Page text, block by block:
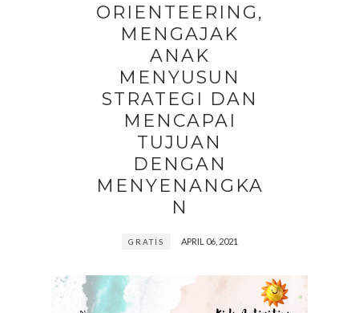
ORIENTEERING,
MENGAJAK
ANAK
MENYUSUN
STRATEGI DAN
MENCAPAI
TUJUAN
DENGAN
MENYENANGKA
N
GRATIS APRIL 06, 2021